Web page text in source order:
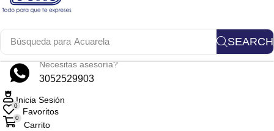
Búsqueda para Acuarela SEARCH
Necesitas asesoría?
3052529903
Inicia Sesión
0
Favoritos
0
Carrito